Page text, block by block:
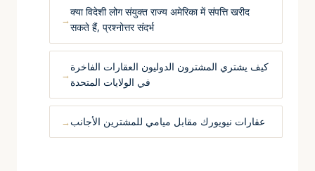
क्या विदेशी लोग संयुक्त राज्य अमेरिका में संपत्ति खरीद
सकते हैं, प्रश्नोत्तर संदर्भ
كيف يشتري المشترون الدوليون العقارات الفاخرة
في الولايات المتحدة
عقارات نيويورك مقابل ميامي للمشترين الأجانب